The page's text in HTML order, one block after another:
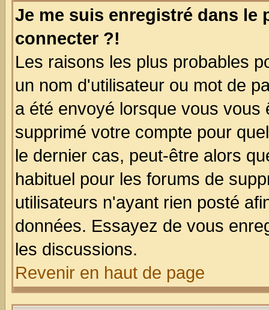
Je me suis enregistré dans le
connecter ?!
Les raisons les plus probables
un nom d'utilisateur ou mot de
a été envoyé lorsque vous
supprimé votre compte pour
le dernier cas, peut-être alors
habituel pour les forums de
utilisateurs n'ayant rien posté
données. Essayez de vous
les discussions.
Revenir en haut de page